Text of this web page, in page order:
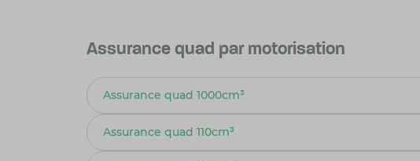
Assurance quad par motorisation
Assurance quad 1000cm³
Assurance quad 110cm³